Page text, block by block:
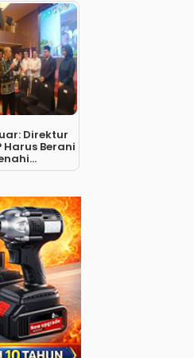
Direktur
Harus Berani